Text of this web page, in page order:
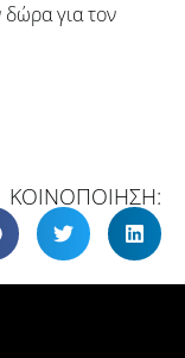
δώρα για τον
ΚΟΙΝΟΠΟΙΗΣΗ: